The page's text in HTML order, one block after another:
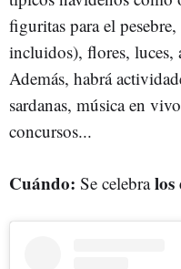
figuritas para el
incluidos), flores, luces,
Además, habrá
sardanas, música en
concursos...
Cuándo: Se celebralos